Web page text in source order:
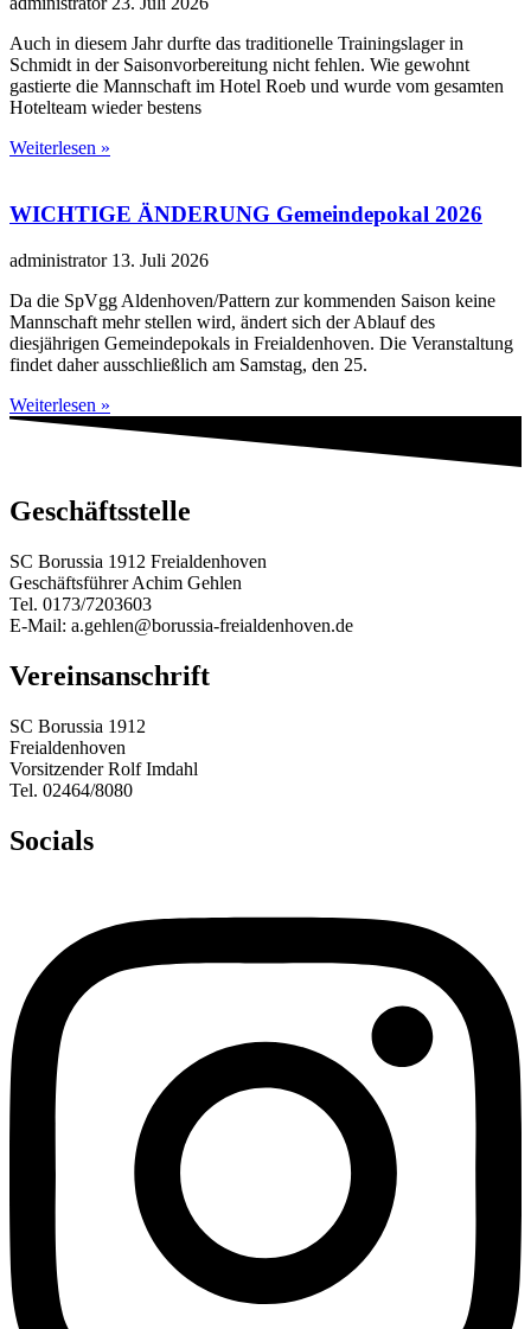
Auch in diesem Jahr durfte das traditionelle Trainingslager in
Schmidt in der Saisonvorbereitung nicht fehlen. Wie gewohnt
gastierte die Mannschaft im Hotel Roeb und wurde vom gesamten
Hotelteam wieder bestens
Weiterlesen »
WICHTIGE ÄNDERUNG Gemeindepokal 2026
administrator 13. Juli 2026
Da die SpVgg Aldenhoven/Pattern zur kommenden Saison keine
Mannschaft mehr stellen wird, ändert sich der Ablauf des
diesjährigen Gemeindepokals in Freialdenhoven. Die Veranstaltung
findet daher ausschließlich am Samstag, den 25.
Weiterlesen »
Geschäftsstelle
SC Borussia 1912 Freialdenhoven
Geschäftsführer Achim Gehlen
Tel. 0173/7203603
E-Mail: a.gehlen@borussia-freialdenhoven.de
Vereinsanschrift
SC Borussia 1912
Freialdenhoven
Vorsitzender Rolf Imdahl
Tel. 02464/8080
Socials